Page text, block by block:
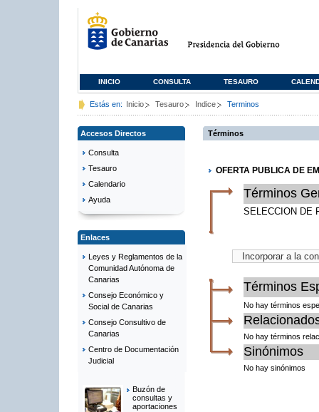
INICIO CONSULTA TESAURO
Estás en: Inicio Tesauro Indice Terminos
Accesos Directos
Consulta
Tesauro
Calendario
Ayuda
Enlaces
Leyes y Reglamentos de la
Comunidad Autónoma de
Canarias
Consejo Económico y
Social de Canarias
Consejo Consultivo de
Canarias
Centro de Documentación
Judicial
Buzón de
consultas y
aportaciones
Términos
OFERTA PUBLICA DE
Términos
SELECCION DE
Términos
No hay términos
No hay términos
Sinónimos
No hay sinónimos